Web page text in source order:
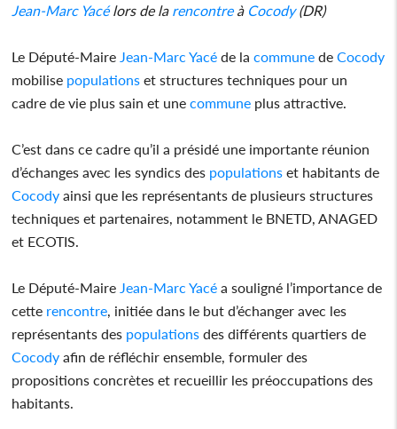
Jean-Marc Yacélors de la rencontreà Cocody(DR)
Le Député-Maire Jean-Marc Yacé de lacommune deCocody
mobilise populations et structures techniques pour un
cadre de vie plus sain et unecommune plus attractive.
C’est dans ce cadre qu’il a présidé une importante réunion
d’échanges avec les syndics des populations et habitants de
Cocody ainsi que les représentants de plusieurs structures
techniques et partenaires, notamment le BNETD, ANAGED
et ECOTIS.
Le Député-Maire Jean-Marc Yacé a souligné l’importance de
cette rencontre, initiée dans le but d’échanger avec les
représentants des populations des différents quartiers de
Cocody afin de réfléchir ensemble, formuler des
propositions concrètes et recueillir les préoccupations des
habitants.